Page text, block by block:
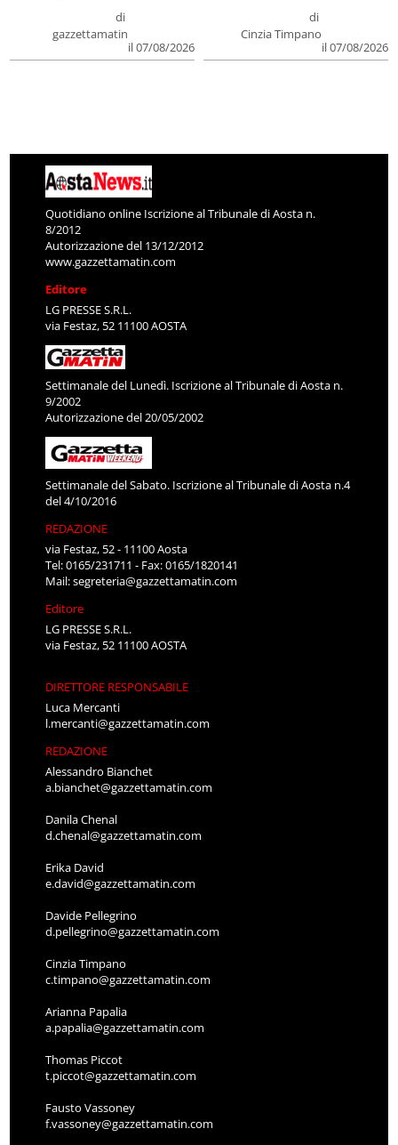
di
gazzettamatin
il 07/08/2026
di
Cinzia Timpano
il 07/08/2026
Quotidiano online Iscrizione al Tribunale di Aosta n.
8/2012
Autorizzazione del 13/12/2012
www.gazzettamatin.com
Editore
LG PRESSE S.R.L.
via Festaz, 52 11100 AOSTA
Settimanale del Lunedì. Iscrizione al Tribunale di Aosta n.
9/2002
Autorizzazione del 20/05/2002
Settimanale del Sabato. Iscrizione al Tribunale di Aosta n.4
del 4/10/2016
REDAZIONE
via Festaz, 52 - 11100 Aosta
Tel: 0165/231711 - Fax: 0165/1820141
Mail:segreteria@gazzettamatin.com
Editore
LG PRESSE S.R.L.
via Festaz, 52 11100 AOSTA
DIRETTORE RESPONSABILE
Luca Mercanti
l.mercanti@gazzettamatin.com
REDAZIONE
Alessandro Bianchet
a.bianchet@gazzettamatin.com
Danila Chenal
d.chenal@gazzettamatin.com
Erika David
e.david@gazzettamatin.com
Davide Pellegrino
d.pellegrino@gazzettamatin.com
Cinzia Timpano
c.timpano@gazzettamatin.com
Arianna Papalia
a.papalia@gazzettamatin.com
Thomas Piccot
t.piccot@gazzettamatin.com
Fausto Vassoney
f.vassoney@gazzettamatin.com